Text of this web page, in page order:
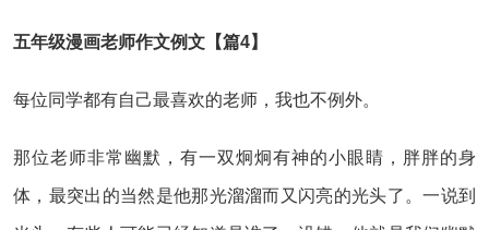
五年级漫画老师作文例文【篇4】
每位同学都有自己最喜欢的老师，我也不例外。
那位老师非常幽默，有一双炯炯有神的小眼睛，胖胖的身
体，最突出的当然是他那光溜溜而又闪亮的光头了。一说到